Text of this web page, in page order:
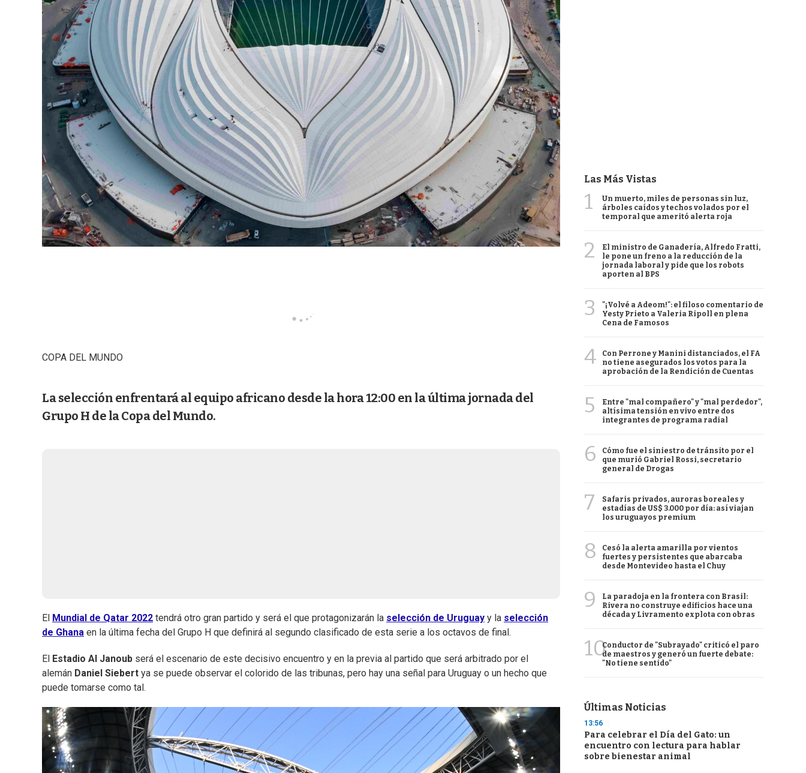
COPA DEL MUNDO
La selección enfrentará al equipo africano desde la hora 12:00 en la última jornada del
Grupo H de la Copa del Mundo.
El Mundial de Qatar 2022 tendrá otro gran partido y será el que protagonizarán la selección de Uruguay y la selección
de Ghana en la última fecha del Grupo H que definirá al segundo clasificado de esta serie a los octavos de final.
El Estadio Al Janoub será el escenario de este decisivo encuentro y en la previa al partido que será arbitrado por el
alemán Daniel Siebert ya se puede observar el colorido de las tribunas, pero hay una señal para Uruguay o un hecho que
puede tomarse como tal.
Las Más Vistas
1
Un muerto, miles de personas sin luz,
árboles caídos y techos volados por el
temporal que ameritó alerta roja
2
El ministro de Ganadería, Alfredo Fratti,
le pone un freno a la reducción de la
jornada laboral y pide que los robots
aporten al BPS
3
"¡Volvé a Adeom!": el filoso comentario de
Yesty Prieto a Valeria Ripoll en plena
Cena de Famosos
4
Con Perrone y Manini distanciados, el FA
no tiene asegurados los votos para la
aprobación de la Rendición de Cuentas
5
Entre "mal compañero" y "mal perdedor",
altísima tensión en vivo entre dos
integrantes de programa radial
6
Cómo fue el siniestro de tránsito por el
que murió Gabriel Rossi, secretario
general de Drogas
7
Safaris privados, auroras boreales y
estadías de US$ 3.000 por día: así viajan
los uruguayos premium
8
Cesó la alerta amarilla por vientos
fuertes y persistentes que abarcaba
desde Montevideo hasta el Chuy
9
La paradoja en la frontera con Brasil:
Rivera no construye edificios hace una
década y Livramento explota con obras
10Conductor de "Subrayado" criticó el paro
de maestros y generó un fuerte debate:
"No tiene sentido"
Últimas Noticias
13:56
Para celebrar el Día del Gato: un
encuentro con lectura para hablar
sobre bienestar animal